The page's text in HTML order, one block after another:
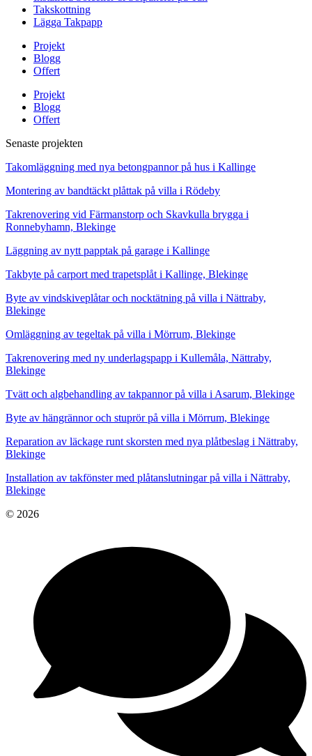
Takskottning
Lägga Takpapp
Projekt
Blogg
Offert
Projekt
Blogg
Offert
Senaste projekten
Takomläggning med nya betongpannor på hus i Kallinge
Montering av bandtäckt plåttak på villa i Rödeby
Takrenovering vid Färmanstorp och Skavkulla brygga i
Ronnebyhamn, Blekinge
Läggning av nytt papptak på garage i Kallinge
Takbyte på carport med trapetsplåt i Kallinge, Blekinge
Byte av vindskiveplåtar och nocktätning på villa i Nättraby,
Blekinge
Omläggning av tegeltak på villa i Mörrum, Blekinge
Takrenovering med ny underlagspapp i Kullemåla, Nättraby,
Blekinge
Tvätt och algbehandling av takpannor på villa i Asarum, Blekinge
Byte av hängrännor och stuprör på villa i Mörrum, Blekinge
Reparation av läckage runt skorsten med nya plåtbeslag i Nättraby,
Blekinge
Installation av takfönster med plåtanslutningar på villa i Nättraby,
Blekinge
© 2026